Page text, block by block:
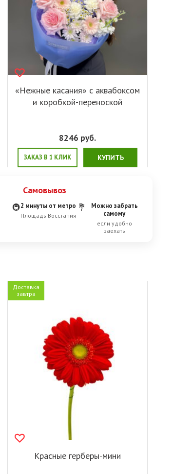
«Нежные касания» с аквабоксом
и коробкой-переноской
8246 руб.
ЗАКАЗ В 1 КЛИК КУПИТЬ
Самовывоз
🚇2 минуты от метро
Площадь Восстания
💐
Можно забрать
самому
если удобно
заехать
Доставка
завтра
Красные герберы-мини